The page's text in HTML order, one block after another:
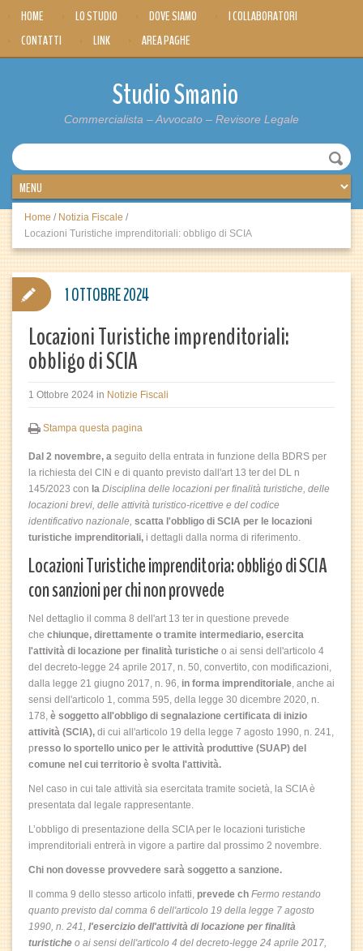
HOME LO STUDIO DOVE SIAMO
I COLLABORATORI
CONTATTI
LINK AREA PAGHE
Studio Smanio
Commercialista – Avvocato – Revisore Legale
Home / Notizia Fiscale /
Locazioni Turistiche imprenditoriali: obbligo di SCIA
Locazioni Turistiche imprenditoriali:
obbligo di SCIA
1 Ottobre 2024 in Notizie Fiscali
Stampa questa pagina
Dal 2 novembre, a seguito della entrata in funzione della BDRS per
la richiesta del CIN e di quanto previsto dall'art 13 ter del DL n
145/2023 con la Disciplina delle locazioni per finalità turistiche, delle
locazioni brevi, delle attività turistico-ricettive e del codice
identificativo nazionale, scatta l'obbligo di SCIA per le locazioni
turistiche imprenditoriali, i dettagli dalla norma di riferimento.
Locazioni Turistiche imprenditoria: obbligo di SCIA
con sanzioni per chi non provvede
Nel dettaglio il comma 8 dell'art 13 ter in questione prevede
che chiunque, direttamente o tramite intermediario, esercita
l'attività di locazione per finalità turistiche o ai sensi dell'articolo 4
del decreto-legge 24 aprile 2017, n. 50, convertito, con modificazioni,
dalla legge 21 giugno 2017, n. 96, in forma imprenditoriale, anche ai
sensi dell'articolo 1, comma 595, della legge 30 dicembre 2020, n.
178, è soggetto all'obbligo di segnalazione certificata di inizio
attività (SCIA), di cui all'articolo 19 della legge 7 agosto 1990, n. 241,
presso lo sportello unico per le attività produttive (SUAP) del
comune nel cui territorio è svolta l'attività.
Nel caso in cui tale attività sia esercitata tramite società, la SCIA è
presentata dal legale rappresentante.
L’obbligo di presentazione della SCIA per le locazioni turistiche
imprenditoriali entrerà in vigore a partire dal prossimo 2 novembre.
Chi non dovesse provvedere sarà soggetto a sanzione.
Il comma 9 dello stesso articolo infatti, prevede ch Fermo restando
quanto previsto dal comma 6 dell'articolo 19 della legge 7 agosto
1990, n. 241, l'esercizio dell'attività di locazione per finalità
turistiche o ai sensi dell'articolo 4 del decreto-legge 24 aprile 2017,
1 OTTOBRE 2024